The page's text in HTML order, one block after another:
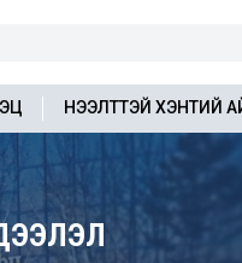
НЭЭЛТТЭЙ ХЭНТИЙ